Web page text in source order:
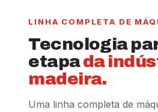
LINHA COMPLETA DE
Tecnologia
etapada
madeira.
Uma linha completa de